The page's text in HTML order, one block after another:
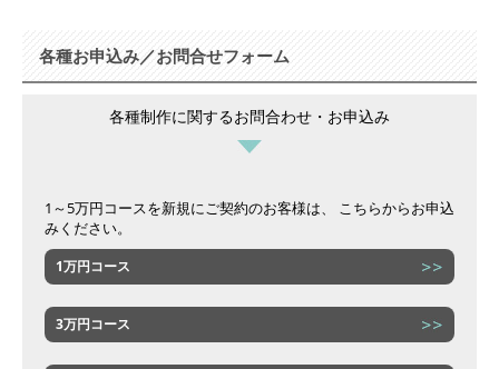
各種お申込み／お問合せフォーム
各種制作に関するお問合わせ・お申込み
1～5万円コースを新規にご契約のお客様は、 こちらからお申込
みください。
1万円コース
3万円コース